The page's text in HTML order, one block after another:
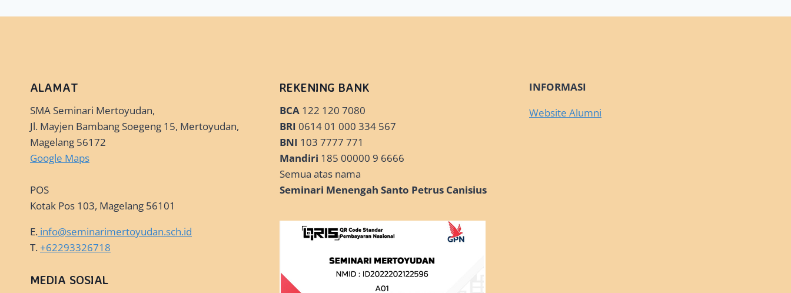
ALAMAT
SMA Seminari Mertoyudan,
Jl. Mayjen Bambang Soegeng 15, Mertoyudan,
Magelang 56172
Google Maps
POS
Kotak Pos 103, Magelang 56101
E. info@seminarimertoyudan.sch.id
T.+62293326718
MEDIA SOSIAL
REKENING BANK
BCA 122 120 7080
BRI 0614 01 000 334 567
BNI 103 7777 771
Mandiri 185 00000 9 6666
Semua atas nama
Seminari Menengah Santo Petrus Canisius
INFORMASI
Website Alumni